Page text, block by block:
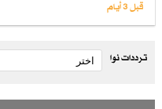
قبل 3 أيام
ترددات نوا